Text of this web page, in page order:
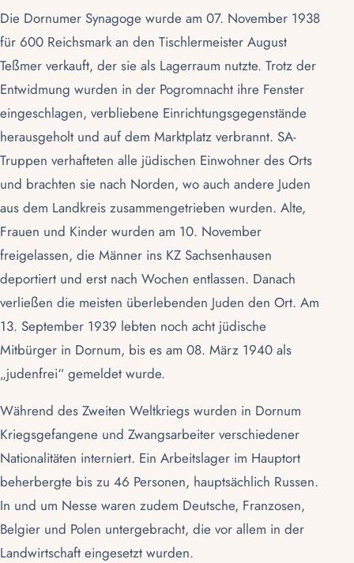
Die Dornumer Synagoge wurde am 07. November 1938
für 600 Reichsmark an den Tischlermeister August
Teßmer verkauft, der sie als Lagerraum nutzte. Trotz der
Entwidmung wurden in der Pogromnacht ihre Fenster
eingeschlagen, verbliebene Einrichtungsgegenstände
herausgeholt und auf dem Marktplatz verbrannt. SA-
Truppen verhafteten alle jüdischen Einwohner des Orts
und brachten sie nach Norden, wo auch andere Juden
aus dem Landkreis zusammengetrieben wurden. Alte,
Frauen und Kinder wurden am 10. November
freigelassen, die Männer ins KZ Sachsenhausen
deportiert und erst nach Wochen entlassen. Danach
verließen die meisten überlebenden Juden den Ort. Am
13. September 1939 lebten noch acht jüdische
Mitbürger in Dornum, bis es am 08. März 1940 als
„judenfrei“ gemeldet wurde.
Während des Zweiten Weltkriegs wurden in Dornum
Kriegsgefangene und Zwangsarbeiter verschiedener
Nationalitäten interniert. Ein Arbeitslager im Hauptort
beherbergte bis zu 46 Personen, hauptsächlich Russen.
In und um Nesse waren zudem Deutsche, Franzosen,
Belgier und Polen untergebracht, die vor allem in der
Landwirtschaft eingesetzt wurden.